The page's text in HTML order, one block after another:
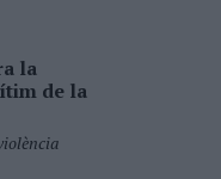
la
de la